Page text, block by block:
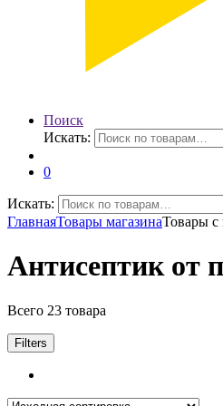
Поиск
Искать:
0
Искать:
ГлавнаяТовары магазинаТовары с
Антисептик от
Всего 23 товара
Filters